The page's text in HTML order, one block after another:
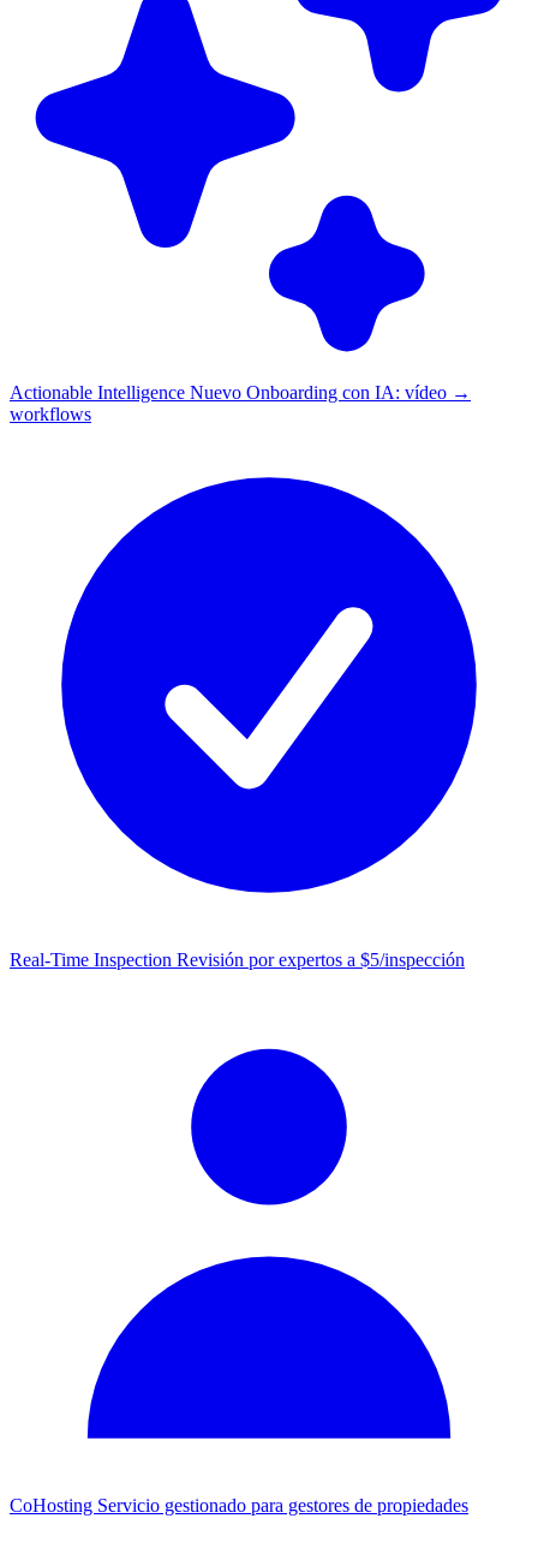
Actionable Intelligence Nuevo Onboarding con IA: vídeo →
workflows
Real-Time Inspection Revisión por expertos a $5/inspección
CoHosting Servicio gestionado para gestores de propiedades